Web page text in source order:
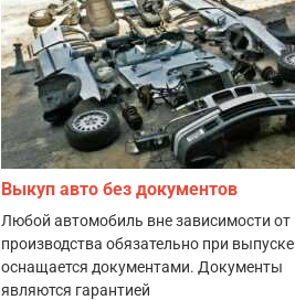
Выкуп авто без документов
Любой автомобиль вне зависимости от
производства обязательно при выпуске
оснащается документами. Документы
являются гарантией